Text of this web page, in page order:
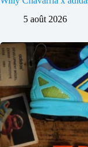
5 août 2026